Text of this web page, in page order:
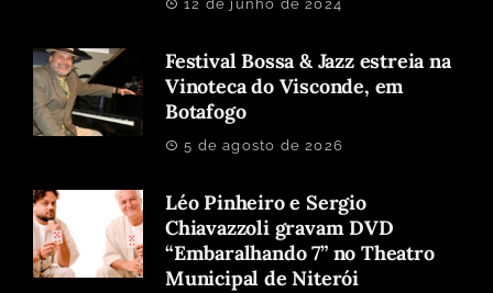
12 de junho de 2024
Festival Bossa & Jazz estreia na
Vinoteca do Visconde, em
Botafogo
5 de agosto de 2026
Léo Pinheiro e Sergio
Chiavazzoli gravam DVD
“Embaralhando 7” no Theatro
Municipal de Niterói